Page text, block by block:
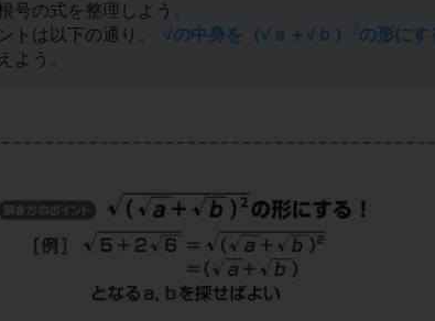
号の式を整理しよう。
トは以下の通り。
√の中身を（√ａ＋√ｂ） 2の形にす
よう。